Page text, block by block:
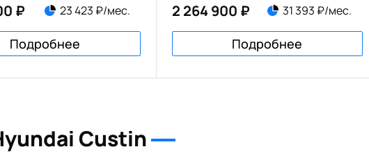
₽
23 423 ₽/мес.
Подробнее
2 264 900 ₽
31 393 ₽/мес.
Подробнее
Custin